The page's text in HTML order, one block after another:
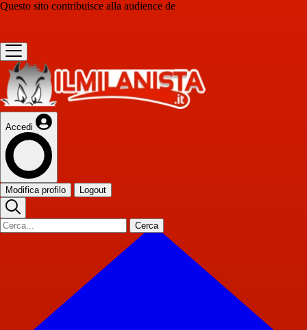
Questo sito contribuisce alla audience de
Accedi
Modifica profilo Logout
Cerca